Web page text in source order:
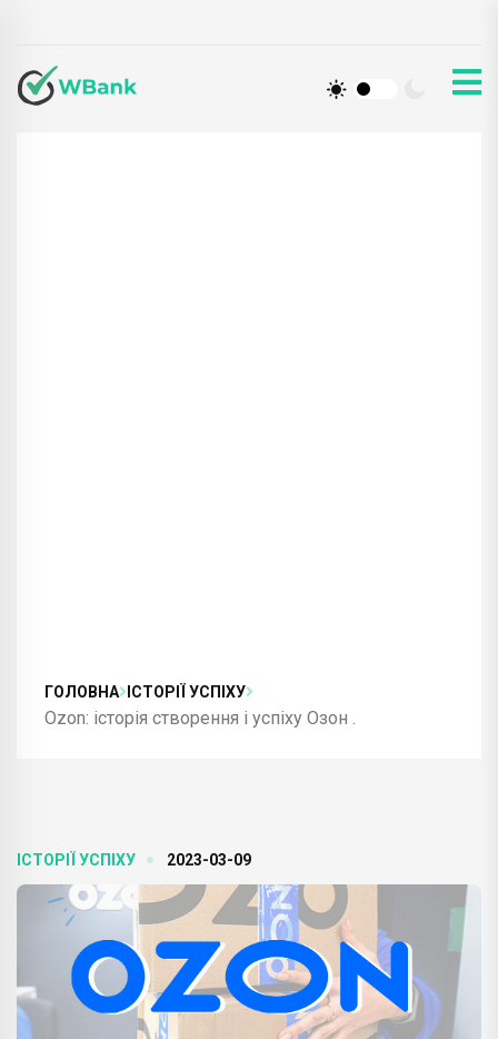
ГОЛОВНА ІСТОРІЇ УСПІХУ
Ozon: історія створення і успіху Озон .
ІСТОРІЇ УСПІХУ 2023-03-09